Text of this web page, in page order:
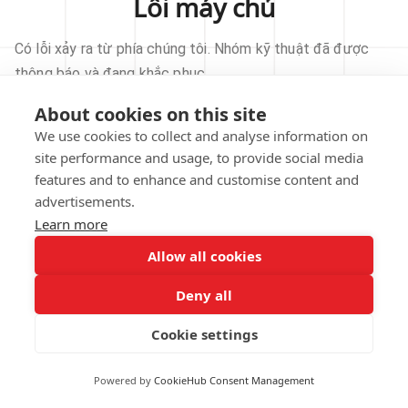
About cookies on this site
We use cookies to collect and analyse information on
site performance and usage, to provide social media
features and to enhance and customise content and
advertisements.
Learn more
Allow all cookies
Deny all
Cookie settings
Powered by CookieHub Consent Management
Lỗi máy chủ
Có lỗi xảy ra từ phía chúng tôi. Nhóm kỹ thuật đã được
thông báo và đang khắc phục.
THỬ LẠI
VỀ TRANG CHỦ
notified.